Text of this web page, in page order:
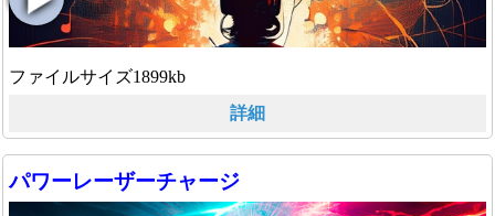
ファイルサイズ1899kb
詳細
パワーレーザーチャージ